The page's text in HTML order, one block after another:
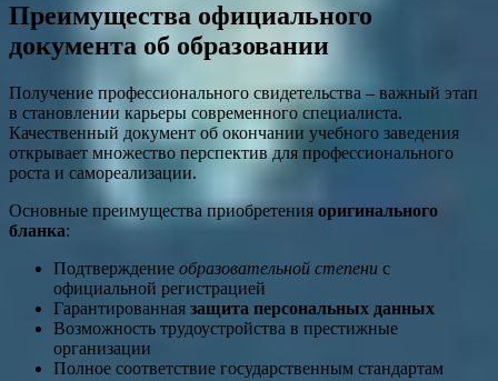
Преимущества официального
документа об образовании
Получение профессионального свидетельства – важный этап
в становлении карьеры современного специалиста.
Качественный документ об окончании учебного заведения
открывает множество перспектив для профессионального
роста и самореализации.
Основные преимущества приобретения оригинального
бланка:
Подтверждение образовательной степени с
официальной регистрацией
Гарантированная защита персональных данных
Возможность трудоустройства в престижные
организации
Полное соответствие государственным стандартам